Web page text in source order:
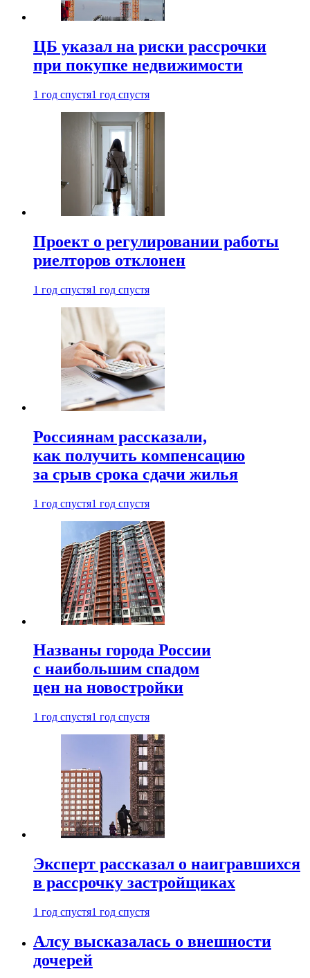
ЦБ указал на риски рассрочки
при покупке недвижимости
1 год спустя1 год спустя
Проект о регулировании работы
риелторов отклонен
1 год спустя1 год спустя
Россиянам рассказали,
как получить компенсацию
за срыв срока сдачи жилья
1 год спустя1 год спустя
Названы города России
с наибольшим спадом
цен на новостройки
1 год спустя1 год спустя
Эксперт рассказал о наигравшихся
в рассрочку застройщиках
1 год спустя1 год спустя
Алсу высказалась о внешности
дочерей